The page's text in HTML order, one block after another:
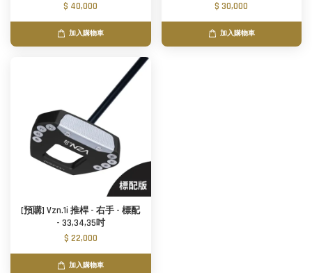
$ 40,000
加入購物車
$ 30,000
加入購物車
[預購] Vzn.1i 推桿 - 右手 - 標配
- 33,34,35吋
$ 22,000
加入購物車